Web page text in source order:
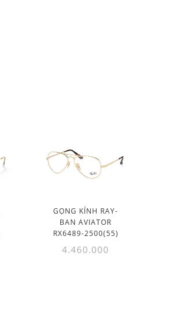
GỌNG KÍNH RAY-
BAN AVIATOR
RX6489-2500(55)
4.460.000